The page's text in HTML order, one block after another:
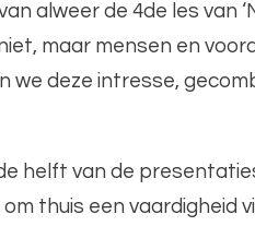
alweer de 4de les van
maar mensen en
we deze intresse,
helft van de
thuis een vaardigheid